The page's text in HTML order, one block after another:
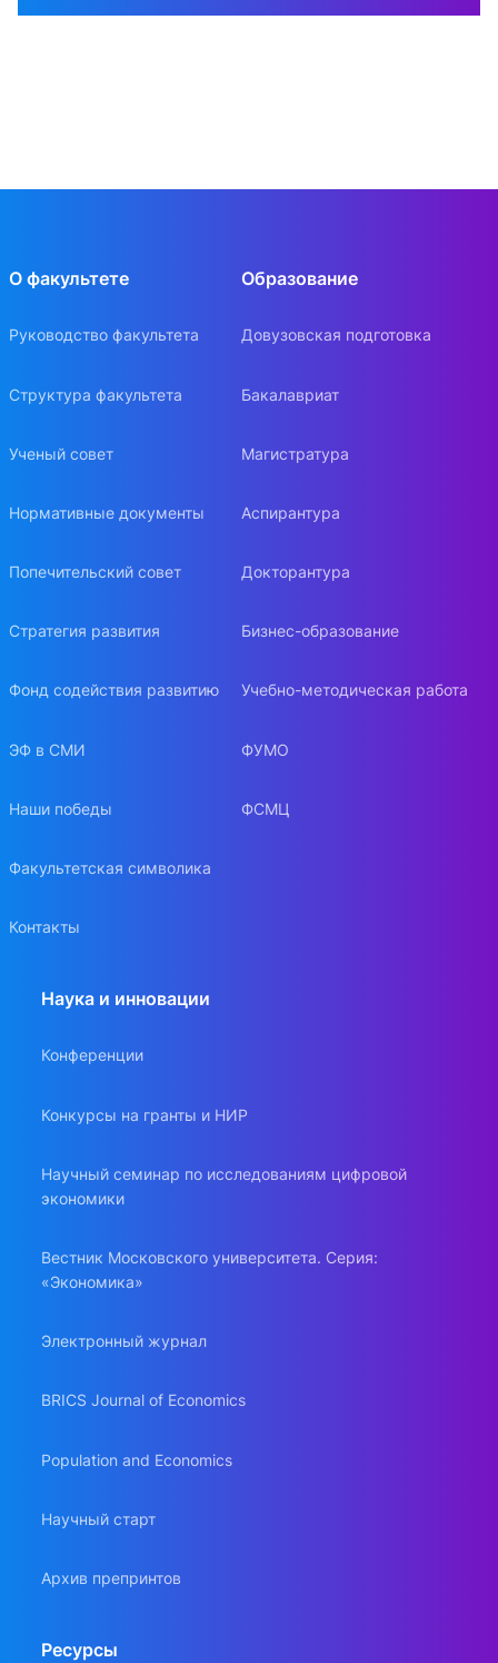
О факультете
Руководство факультета
Структура факультета
Ученый совет
Нормативные документы
Попечительский совет
Стратегия развития
Фонд содействия развитию
ЭФ в СМИ
Наши победы
Факультетская символика
Контакты
Образование
Довузовская подготовка
Бакалавриат
Магистратура
Аспирантура
Докторантура
Бизнес-образование
Учебно-методическая работа
ФУМО
ФСМЦ
Наука и инновации
Конференции
Конкурсы на гранты и НИР
Научный семинар по исследованиям цифровой
экономики
Вестник Московского университета. Серия:
«Экономика»
Электронный журнал
BRICS Journal of Economics
Population and Economics
Научный старт
Архив препринтов
Ресурсы